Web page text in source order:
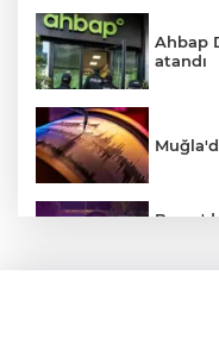
Ahbap
atandı